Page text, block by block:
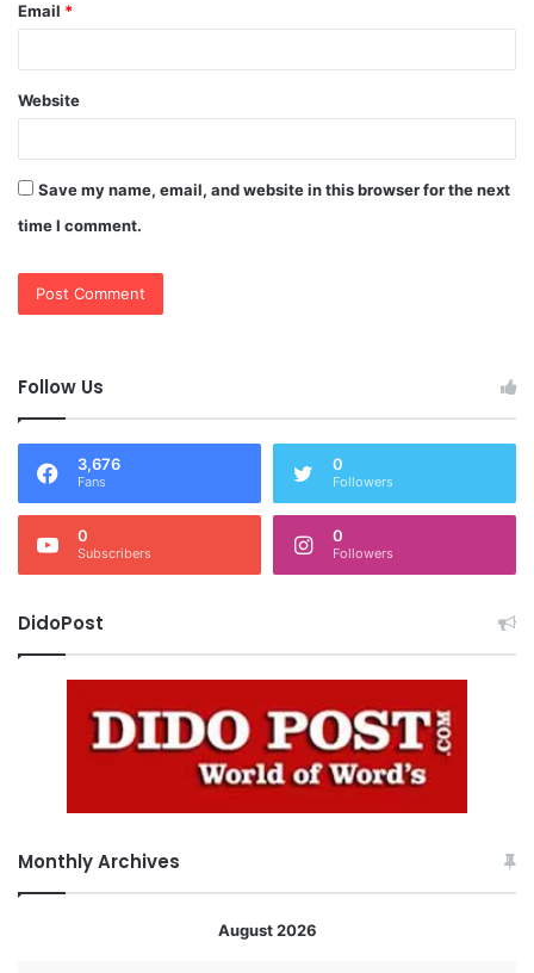
Email *
Website
Save my name, email, and website in this browser for the next
time I comment.
Follow Us
3,676
Fans
0
Followers
0
Subscribers
0
Followers
DidoPost
Monthly Archives
August 2026